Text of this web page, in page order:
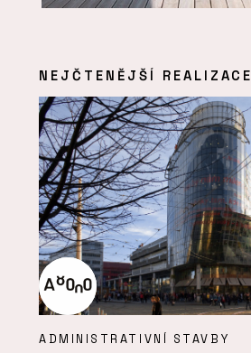
NEJČTENĚJŠÍ REALIZACE
ADMINISTRATIVNÍ STAVBY